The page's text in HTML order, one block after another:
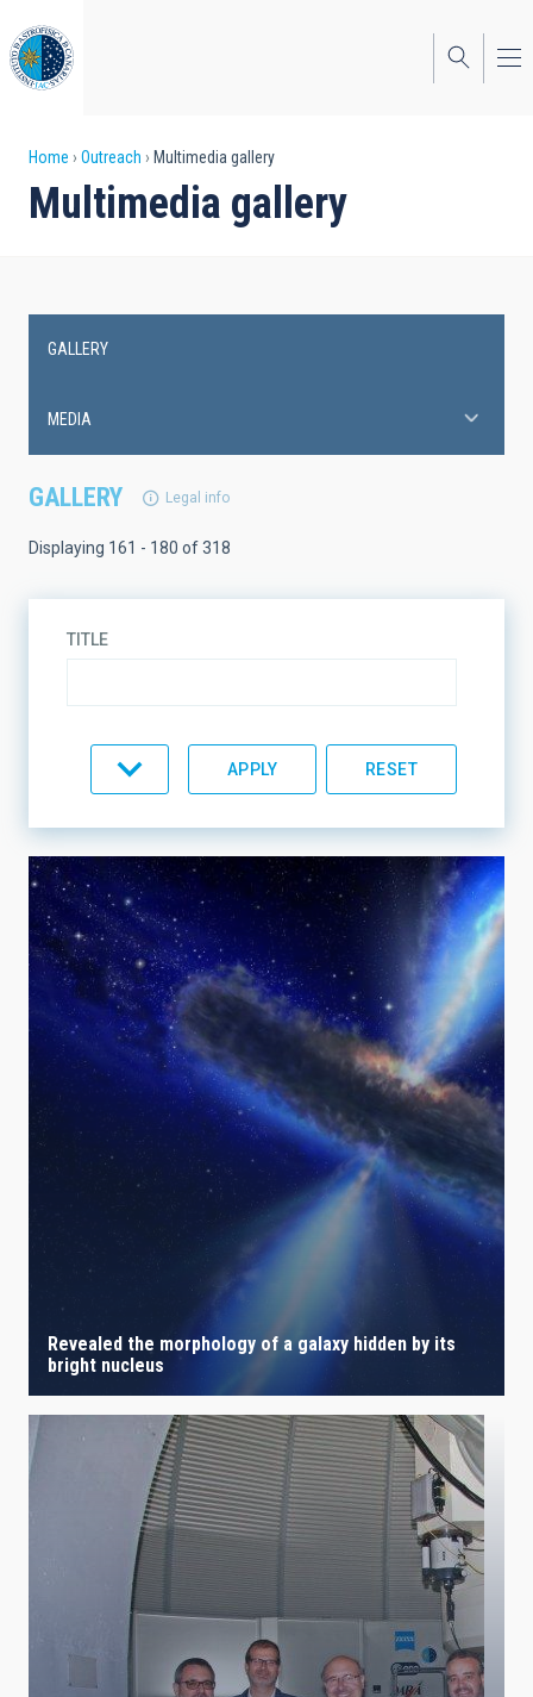
to
main
content
Breadcrumb
Home Outreach Multimedia gallery
Multimedia gallery
GALLERY Legal info
Displaying 161 - 180 of 318
TITLE
LINES OF RESEARCH
LINES OF INSTRUMENTATION
AUTHORED ON SORT BY ORDER
Revealed the morphology of a galaxy hidden by its
bright nucleus
navigation
GALLERY
MEDIA